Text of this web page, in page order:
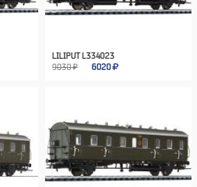
LILIPUT L334023
9030 ₽
6020